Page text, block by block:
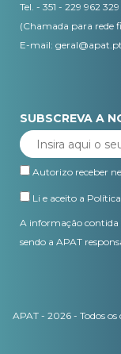
Tel. - 351 - 229 962 329
(Chamada para rede
E-mail: geral@apat.pt
SUBSCREVA A
Autorizo receber
Li e aceito a
A informação contida
sendo a APAT
APAT - 2026 - Todos os